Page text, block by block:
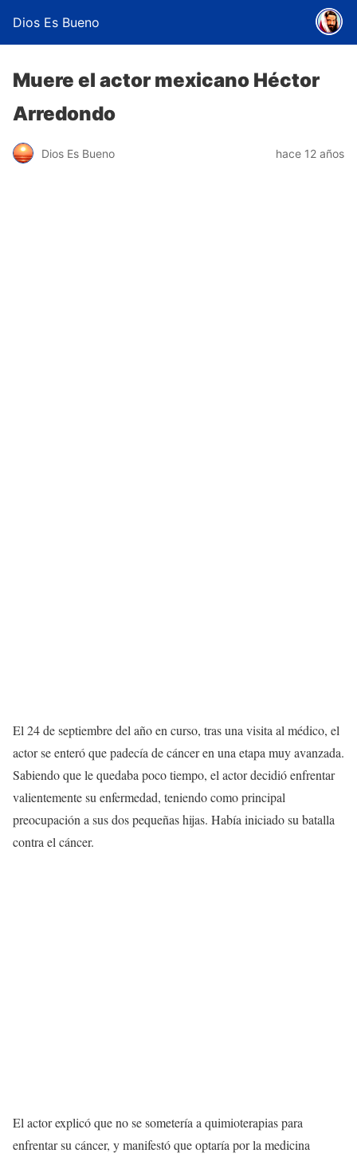
Dios Es Bueno
Muere el actor mexicano Héctor
Arredondo
Dios Es Bueno hace 12 años
El 24 de septiembre del año en curso, tras una visita al médico, el
actor se enteró que padecía de cáncer en una etapa muy avanzada.
Sabiendo que le quedaba poco tiempo, el actor decidió enfrentar
valientemente su enfermedad, teniendo como principal
preocupación a sus dos pequeñas hijas. Había iniciado su batalla
contra el cáncer.
El actor explicó que no se sometería a quimioterapias para
enfrentar su cáncer, y manifestó que optaría por la medicina